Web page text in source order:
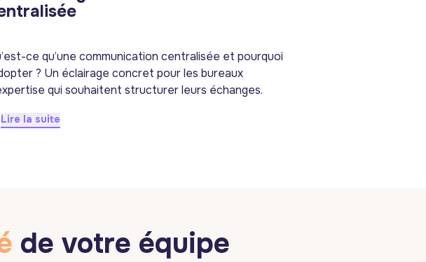
ce qu’une communication centralisée et pourquoi
? Un éclairage concret pour les bureaux
qui souhaitent structurer leurs échanges.
Lire la suite
de votre équipe